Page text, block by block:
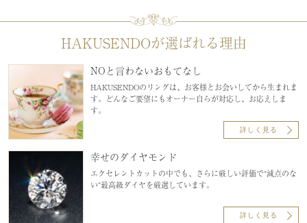
HAKUSENDOが選ばれる理由
NOと言わないおもてなし
HAKUSENDOのリングは、お客様とお会いしてから生まれま
す。どんなご要望にもオーナー自らが対応し、お応えしま
す。
詳しく見る
幸せのダイヤモンド
エクセレントカットの中でも、さらに厳しい評価で“減点のな
い”最高級ダイヤを厳選しています。
詳しく見る